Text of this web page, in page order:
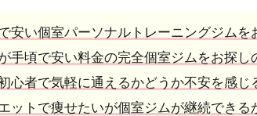
安い個室パーソナルトレーニングジムを
手頃で安い料金の完全個室ジムをお探し
心者で気軽に通えるかどうか不安を感じ
ットで痩せたいが個室ジムが継続できる